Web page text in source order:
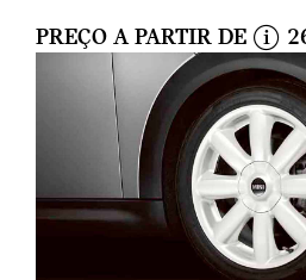
PREÇO A PARTIR DE
i
n
o